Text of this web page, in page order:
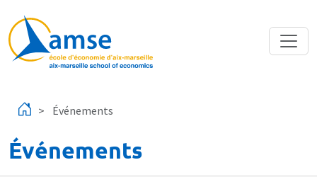
Événements
Événements